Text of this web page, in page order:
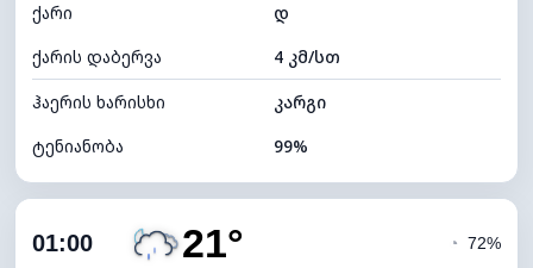
ქარი
დ
ქარის დაბერვა
4 კმ/სთ
ჰაერის ხარისხი
კარგი
ტენიანობა
99%
ღრუბლიანობა
01:00 21° ◔ 72%